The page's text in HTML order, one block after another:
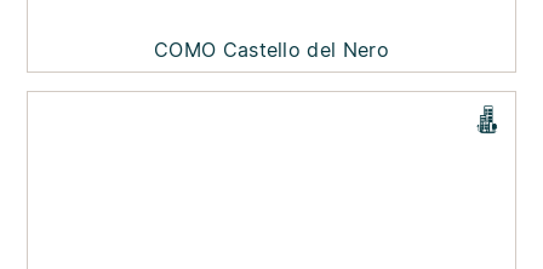
COMO Castello del Nero